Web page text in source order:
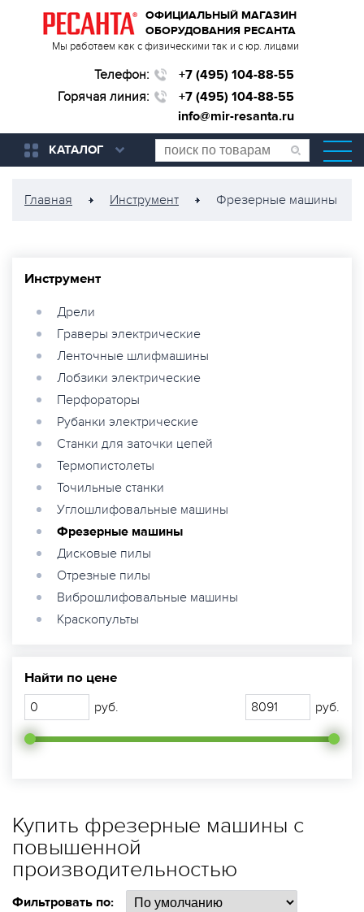
ОФИЦИАЛЬНЫЙ МАГАЗИН
ОБОРУДОВАНИЯ РЕСАНТА
Мы работаем как с физическими так и с юр. лицами
Телефон:
+7 (495) 104-88-55
Горячая линия:
+7 (495) 104-88-55
info@mir-resanta.ru
КАТАЛОГ
Главная Инструмент Фрезерные машины
Инструмент
Дрели
Граверы электрические
Ленточные шлифмашины
Лобзики электрические
Перфораторы
Рубанки электрические
Станки для заточки цепей
Термопистолеты
Точильные станки
Углошлифовальные машины
Фрезерные машины
Дисковые пилы
Отрезные пилы
Виброшлифовальные машины
Краскопульты
Найти по цене
руб. руб.
Купить фрезерные машины с
повышенной
производительностью
Фильтровать по: